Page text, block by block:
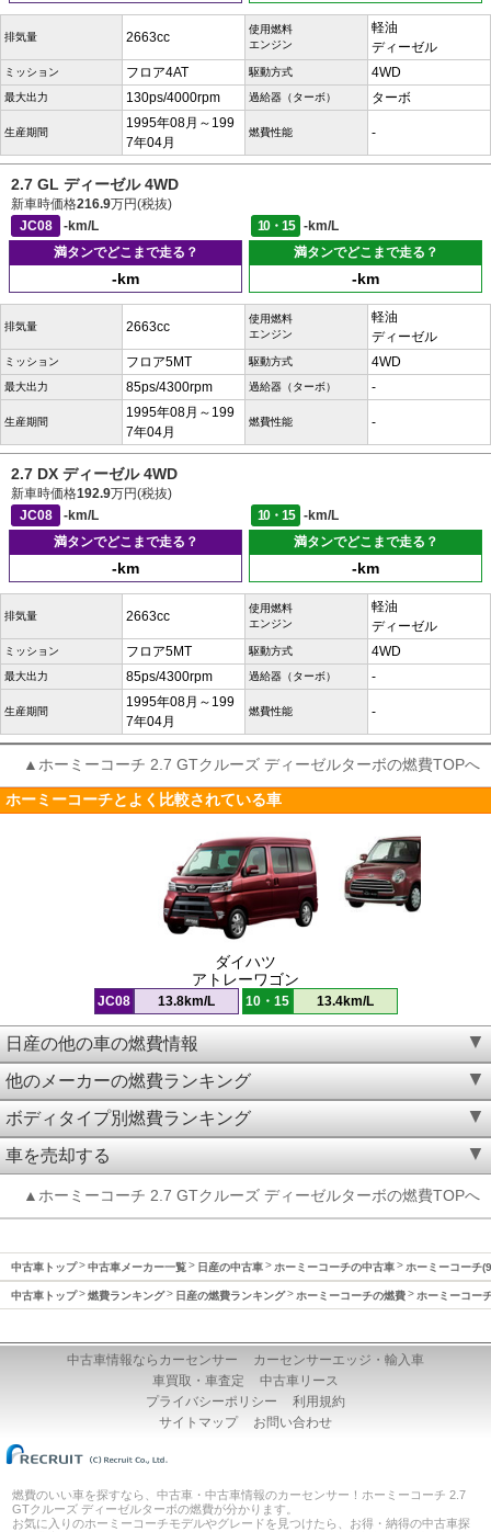
排気量 2663cc
使用燃料
エンジン
軽油
ディーゼル
ミッション フロア4AT 駆動方式 4WD
最大出力 130ps/4000rpm 過給器（ターボ） ターボ
生産期間
1995年08月～199
7年04月
燃費性能 -
2.7 GL ディーゼル 4WD
新車時価格216.9万円(税抜)
JC08
-km/L 10・15
-km/L
満タンでどこまで走る？
-km
満タンでどこまで走る？
-km
排気量 2663cc
使用燃料
エンジン
軽油
ディーゼル
ミッション フロア5MT 駆動方式 4WD
最大出力 85ps/4300rpm 過給器（ターボ） -
生産期間
1995年08月～199
7年04月
燃費性能 -
2.7 DX ディーゼル 4WD
新車時価格192.9万円(税抜)
JC08
-km/L 10・15
-km/L
満タンでどこまで走る？
-km
満タンでどこまで走る？
-km
排気量 2663cc
使用燃料
エンジン
軽油
ディーゼル
ミッション フロア5MT 駆動方式 4WD
最大出力 85ps/4300rpm 過給器（ターボ） -
生産期間
1995年08月～199
7年04月
燃費性能 -
▲ホーミーコーチ 2.7 GTクルーズ ディーゼルターボの燃費TOPへ
ホーミーコーチとよく比較されている車
ダイハツ
アトレーワゴン
JC08 13.8km/L 10・15 13.4km/L
日産の他の車の燃費情報
他のメーカーの燃費ランキング
ボディタイプ別燃費ランキング
車を売却する
▲ホーミーコーチ 2.7 GTクルーズ ディーゼルターボの燃費TOPへ
中古車トップ 中古車メーカー一覧 日産の中古車 ホーミーコーチの中古車 ホーミーコーチ
中古車トップ 燃費ランキング 日産の燃費ランキング ホーミーコーチの燃費 ホーミーコー
中古車情報ならカーセンサー
カーセンサーエッジ・輸入車
車買取・車査定
中古車リース
プライバシーポリシー
利用規約
サイトマップ
お問い合わせ
燃費のいい車を探すなら、中古車・中古車情報のカーセンサー！ホーミーコーチ 2.7
GTクルーズ ディーゼルターボの燃費が分かります。
お気に入りのホーミーコーチモデルやグレードを見つけたら、お得・納得の中古車探